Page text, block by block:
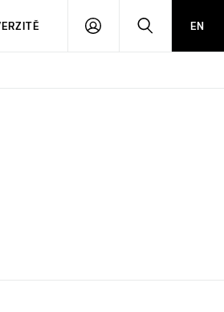
PŘIHLÁSIT HLEDATEN